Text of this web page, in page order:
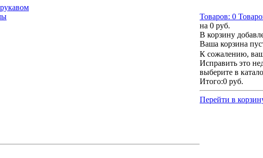
Товаров: 0
на 0 руб.
В корзину
Ваша корзина
К сожалению,
Исправить это
выберите в
Итого:0 руб.
Перейти в